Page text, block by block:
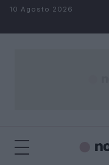
Salta al contenuto
10 Agosto 2026